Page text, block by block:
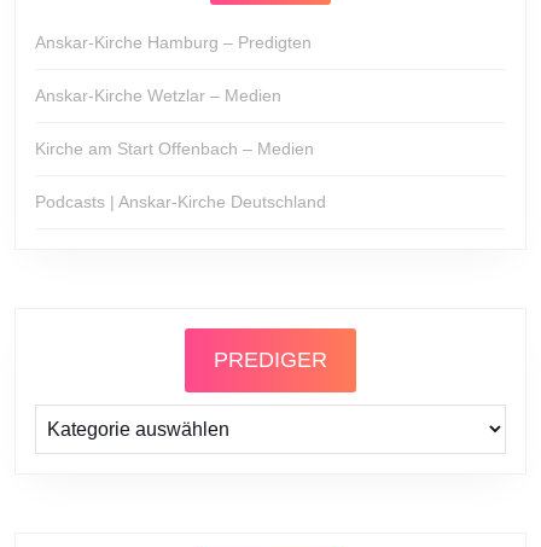
Anskar-Kirche Hamburg – Predigten
Anskar-Kirche Wetzlar – Medien
Kirche am Start Offenbach – Medien
Podcasts | Anskar-Kirche Deutschland
PREDIGER
Prediger